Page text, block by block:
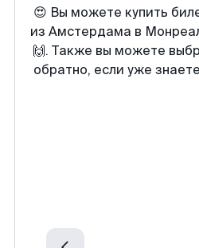
😍 Вы можете купить
из Амстердама в
🙌. Также вы можете
обратно, если уже